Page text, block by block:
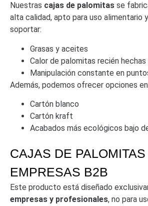
Nuestras cajas de palomitas se
alta calidad, apto para uso alimentario
soportar:
Grasas y aceites
Calor de palomitas recién hechas
Manipulación constante en
Además, podemos ofrecer opciones
Cartón blanco
Cartón kraft
Acabados más ecológicos bajo
CAJAS DE
EMPRESAS B2B
Este producto está diseñado
empresas y profesionales, no para